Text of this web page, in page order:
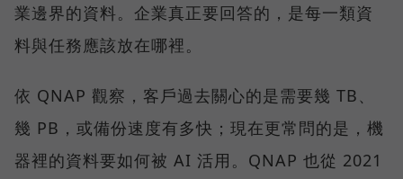
業邊界的資料。企業真正要回答的，是每一類資
料與任務應該放在哪裡。
依 QNAP 觀察，客戶過去關心的是需要幾 TB、
幾 PB，或備份速度有多快；現在更常問的是，機
器裡的資料要如何被 AI 活用。QNAP 也從 2021